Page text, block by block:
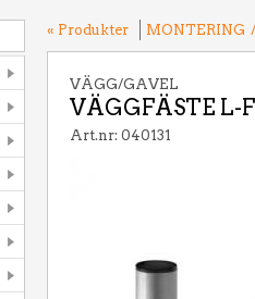
« Produkter MONTERING /
VÄGG/GAVEL
VÄGGFÄSTE L-
Art.nr: 040131